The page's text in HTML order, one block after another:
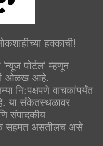
हक्काची!
पोर्टल’ म्हणून
ओळख आहे.
नि:पक्षपणे वाचकांपर्यंत
या संकेतस्थळावर
संपादकीय
सहमत असतीलच असे